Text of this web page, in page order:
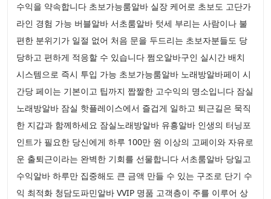
수익을 약속합니다 초보가능룸알바 실장 케어로 초보도 고단가
라인 경험 가능 버블알바 서초룸알바 텃세 부리는 사람이나 불
편한 분위기가 일절 없어 처음 문을 두드리는 초보자분들도 당
당하고 편하게 적응할 수 있습니다 쩜오알바구인 실시간 배치
시스템으로 즉시 투입 가능 초보가능룸알바 노래방알바페이 시
간당 페이는 기본이고 팁까지 짭짤한 고수익의 명소입니다 잠실
노래방알바 잠실 핫플레이스에서 즐겁게 일하고 퇴근길은 묵직
한 지갑과 함께하세요 잠실노래방알바 유흥알바 인생의 터닝포
인트가 필요한 당신에게 하루 100만 원 이상의 고페이와 자유로
운 출퇴근이라는 완벽한 기회를 선물합니다 서초룸알바 당일고
수익알바 하루만 집중해도 큰 금액 만들 수 있는 구조로 단기 수
익 최적화 청담도파민알바 VVIP 명품 고객층이 주를 이루어 상